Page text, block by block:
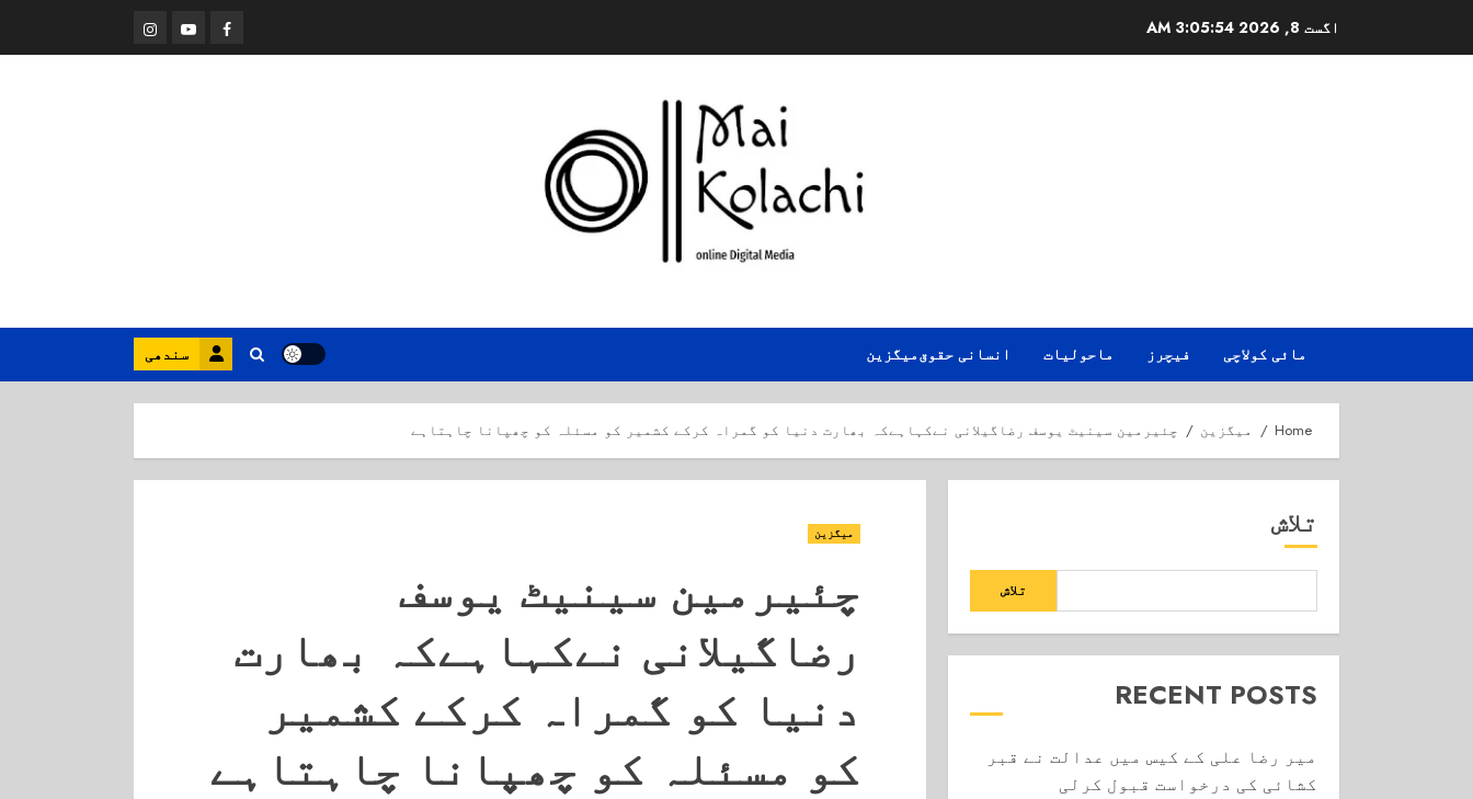
اگست 8, 2026 3:05:55 AM
Facebook
Youtube
Instagram
مائی کولاچی فیچرز ماحولیات انسانی حقوقمیگزین سندھی
Home میگزین چئیرمین سینیٹ یوسف رضاگیلانی نےکہاہےکہ بھارت دنیا کو گمراہ کرکے کشمیر کو مسئلہ کو چھپانا چاہتاہے
میگزین
چئیرمین سینیٹ یوسف
رضاگیلانی نےکہاہےکہ بھارت
دنیا کو گمراہ کرکے کشمیر
کو مسئلہ کو چھپانا چاہتاہے
تلاش
تلاش
RECENT POSTS
میر رضا علی کے کیس میں عدالت نے قبر
کشائی کی درخواست قبول کرلی